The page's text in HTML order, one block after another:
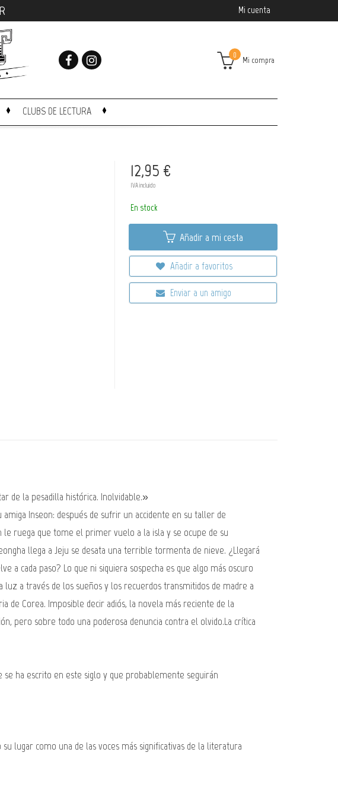
Mi cuenta
Mi compra
0
CLUBS DE LECTURA
12,95 €
IVA incluido
En stock
Añadir a mi cesta
Añadir a favoritos
Enviar a un amigo
de la pesadilla histórica. Inolvidable.»
Inseon: después de sufrir un accidente en su taller de
le ruega que tome el primer vuelo a la isla y se ocupe de su
llega a Jeju se desata una terrible tormenta de nieve. ¿Llegará
a cada paso? Lo que ni siquiera sospecha es que algo más oscuro
a través de los sueños y los recuerdos transmitidos de madre a
de Corea. Imposible decir adiós, la novela más reciente de la
pero sobre todo una poderosa denuncia contra el olvido.La crítica
ha escrito en este siglo y que probablemente seguirán
lugar como una de las voces más significativas de la literatura